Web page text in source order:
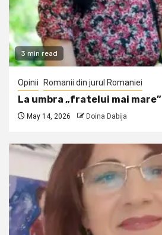
3 min read
Opinii Romanii din jurul Romaniei
La umbra „fratelui mai mare”
May 14, 2026 Doina Dabija